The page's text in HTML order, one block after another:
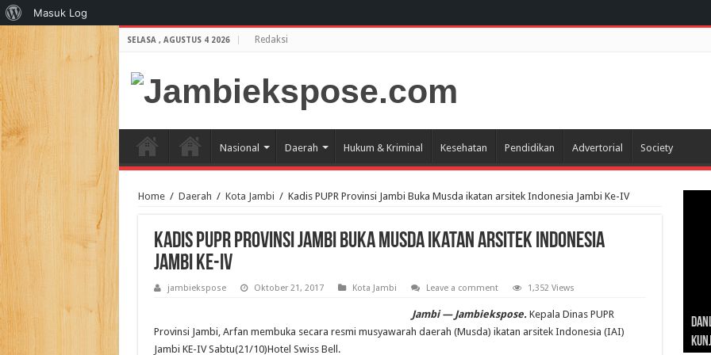
SELASA , AGUSTUS 4 2026 Redaksi
Nasional Daerah Hukum & Kriminal Kesehatan Pendidikan Advertorial Society
Home / Daerah / Kota Jambi / Kadis PUPR Provinsi Jambi Buka Musda ikatan arsitek Indonesia Jambi Ke-IV
Kadis PUPR Provinsi Jambi Buka Musda ikatan arsitek Indonesia
Jambi Ke-IV
jambiekspose Oktober 21, 2017 Kota Jambi Leave a comment 1,352 Views
Jambi — Jambiekspose. Kepala Dinas PUPR
Provinsi Jambi, Arfan membuka secara resmi musyawarah daerah (Musda) ikatan arsitek Indonesia (IAI)
Jambi KE-IV Sabtu(21/10)Hotel Swiss Bell.
Tentang
WordPress
Masuk Log